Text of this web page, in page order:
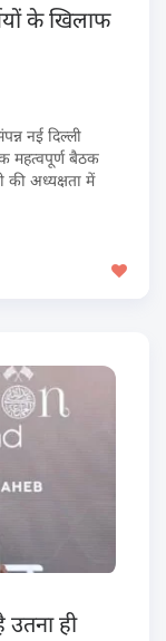
के खिलाफ
नई दिल्ली
महत्वपूर्ण बैठक
की अध्यक्षता में
ही